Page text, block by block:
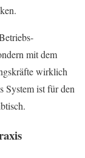
mit dem
wirklich
System ist für den